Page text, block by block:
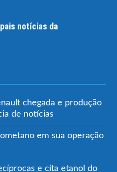
notícias da
chegada e produção
de notícias
em sua operação
e cita etanol do